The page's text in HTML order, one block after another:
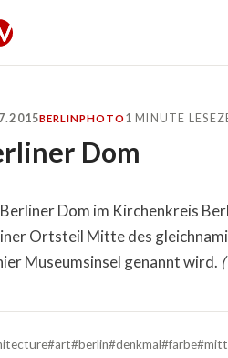
BERLINPHOTO 1 MINUTE
Dom
Dom im Kirchenkreis
Ortsteil Mitte des
Museumsinsel genannt wird.
#art#berlin#denkmal#farbe